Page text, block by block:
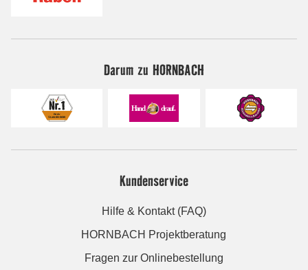
Darum zu HORNBACH
Kundenservice
Hilfe & Kontakt (FAQ)
HORNBACH Projektberatung
Fragen zur Onlinebestellung